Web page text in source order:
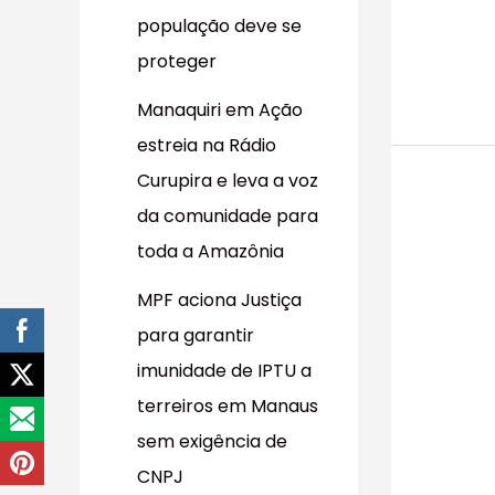
população deve se
proteger
Manaquiri em Ação
estreia na Rádio
Curupira e leva a voz
da comunidade para
toda a Amazônia
MPF aciona Justiça
para garantir
imunidade de IPTU a
terreiros em Manaus
sem exigência de
CNPJ